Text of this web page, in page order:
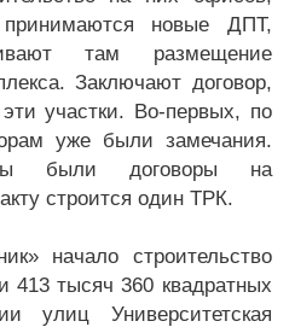
новые ДПТ,
там размещение
Заключают договор,
участки. Во-первых, по
уже были замечания.
были договоры на
строится один ТРК.
начало строительство
тысяч 360 квадратных
улиц Университетская